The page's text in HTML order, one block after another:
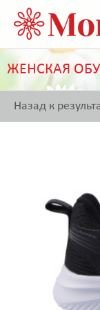
ЖЕНСКАЯ
Назад к